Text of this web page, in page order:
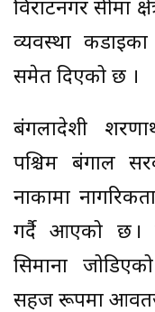
विराटनगर सीमा
व्यवस्था कडाइका
समेत दिएको छ ।
बंगलादेशी
पश्चिम बंगाल
नाकामा
गर्दै आएको छ ।
सिमाना
सहज रूपमा